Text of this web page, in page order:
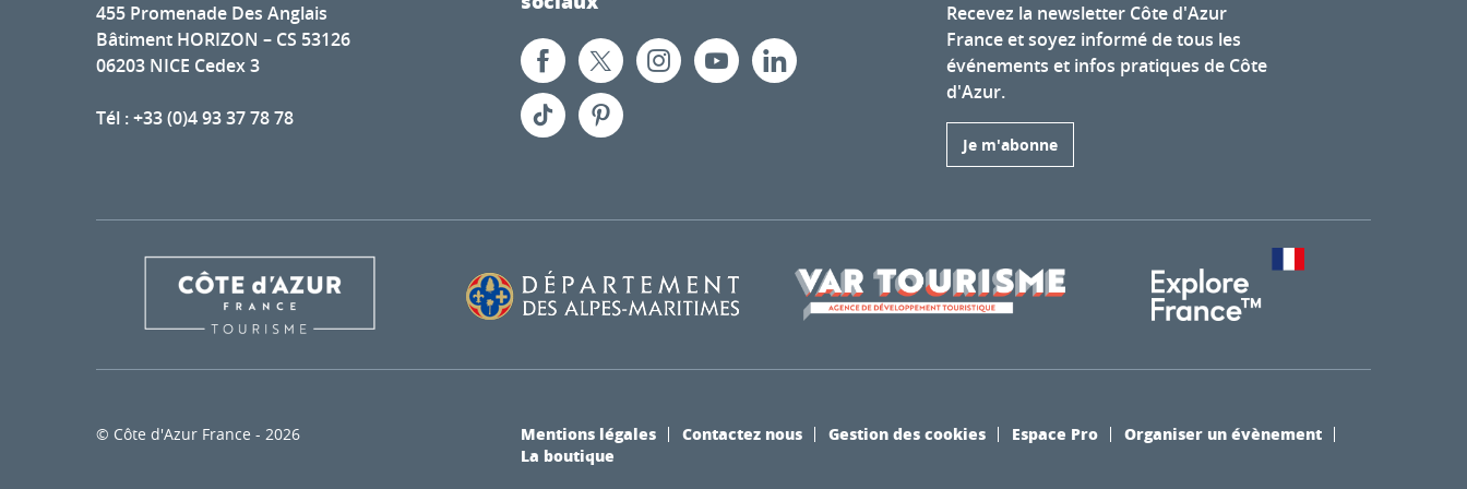
455 Promenade Des Anglais
Bâtiment HORIZON – CS 53126
06203 NICE Cedex 3
Tél : +33 (0)4 93 37 78 78
Recevez la newsletter Côte d'Azur
France et soyez informé de tous les
événements et infos pratiques de Côte
d'Azur.
Je m'abonne
© Côte d'Azur France - 2026 Mentions légales Contactez nous Gestion des cookies Espace Pro
Organiser un évènement
La boutique